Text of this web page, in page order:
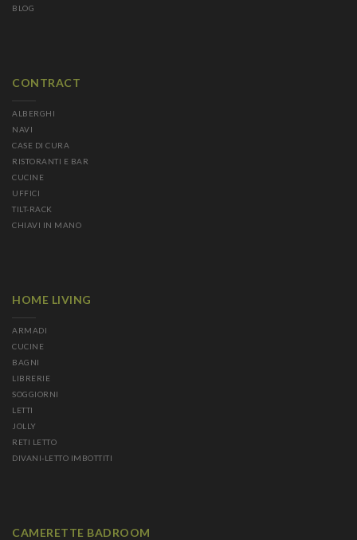
BLOG
CONTRACT
ALBERGHI
NAVI
CASE DI CURA
RISTORANTI E BAR
CUCINE
UFFICI
TILT-RACK
CHIAVI IN MANO
HOME LIVING
ARMADI
CUCINE
BAGNI
LIBRERIE
SOGGIORNI
LETTI
JOLLY
RETI LETTO
DIVANI-LETTO IMBOTTITI
CAMERETTE BADROOM